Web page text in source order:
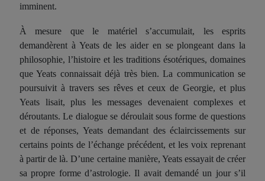
imminent.
À mesure que le matériel s’accumulait, les esprits
demandèrent à Yeats de les aider en se plongeant dans la
philosophie, l’histoire et les traditions ésotériques, domaines
que Yeats connaissait déjà très bien. La communication se
poursuivit à travers ses rêves et ceux de Georgie, et plus
Yeats lisait, plus les messages devenaient complexes et
déroutants. Le dialogue se déroulait sous forme de questions
et de réponses, Yeats demandant des éclaircissements sur
certains points de l’échange précédent, et les voix reprenant
à partir de là. D’une certaine manière, Yeats essayait de créer
sa propre forme d’astrologie. Il avait demandé un jour s’il